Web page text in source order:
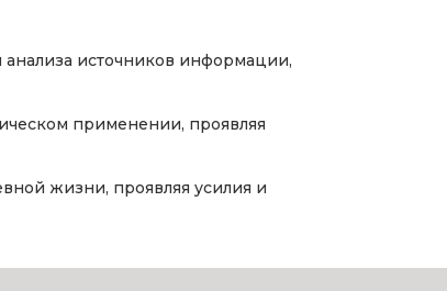
источников информации,
применении, проявляя
жизни, проявляя усилия и